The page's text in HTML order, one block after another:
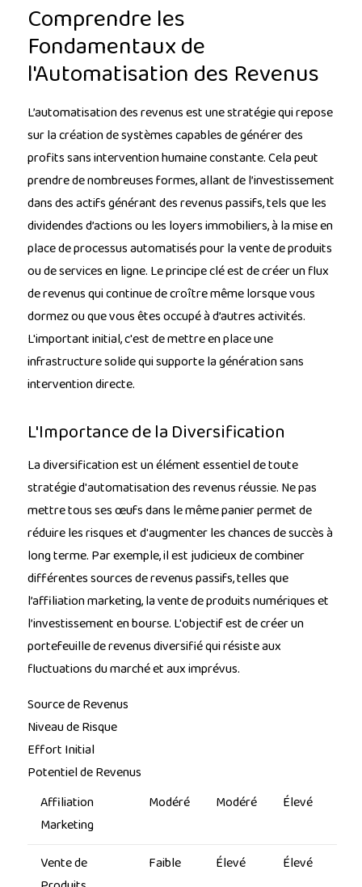
Comprendre les
Fondamentaux de
l'Automatisation des Revenus
L’automatisation des revenus est une stratégie qui repose
sur la création de systèmes capables de générer des
profits sans intervention humaine constante. Cela peut
prendre de nombreuses formes, allant de l’investissement
dans des actifs générant des revenus passifs, tels que les
dividendes d’actions ou les loyers immobiliers, à la mise en
place de processus automatisés pour la vente de produits
ou de services en ligne. Le principe clé est de créer un flux
de revenus qui continue de croître même lorsque vous
dormez ou que vous êtes occupé à d’autres activités.
L'important initial, c'est de mettre en place une
infrastructure solide qui supporte la génération sans
intervention directe.
L'Importance de la Diversification
La diversification est un élément essentiel de toute
stratégie d'automatisation des revenus réussie. Ne pas
mettre tous ses œufs dans le même panier permet de
réduire les risques et d'augmenter les chances de succès à
long terme. Par exemple, il est judicieux de combiner
différentes sources de revenus passifs, telles que
l’affiliation marketing, la vente de produits numériques et
l’investissement en bourse. L'objectif est de créer un
portefeuille de revenus diversifié qui résiste aux
fluctuations du marché et aux imprévus.
Source de Revenus
Niveau de Risque
Effort Initial
Potentiel de Revenus
Affiliation
Marketing
Modéré Modéré Élevé
Vente de
Faible Élevé Élevé